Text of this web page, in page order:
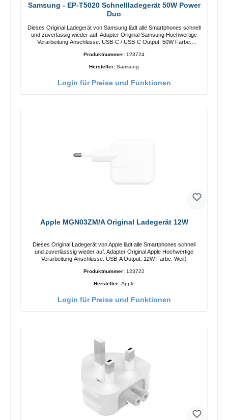
Samsung - EP-T5020 Schnellladegerät 50W Power
Duo
Dieses Original Ladegerät von Samsung lädt alle Smartphones schnell
und zuverlässig wieder auf. Adapter Original Samsung Hochwertige
Verarbeitung Anschlüsse: USB-C / USB-C Output: 50W Farbe:
Schwarz/li>
Produktnummer: 123724
Hersteller: Samsung
Login für Preise und Funktionen
Apple MGN03ZM/A Original Ladegerät 12W
Dieses Original Ladegerät von Apple lädt alle Smartphones schnell
und zuverlässsig wieder auf. Adapter Original Apple Hochwertige
Verarbeitung Anschlüsse: USB-A Output: 12W Farbe: Weiß
Produktnummer: 123722
Hersteller: Apple
Login für Preise und Funktionen